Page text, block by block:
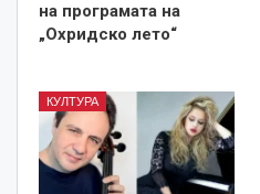
на програмата на
„Охридско лето“
КУЛТУРА